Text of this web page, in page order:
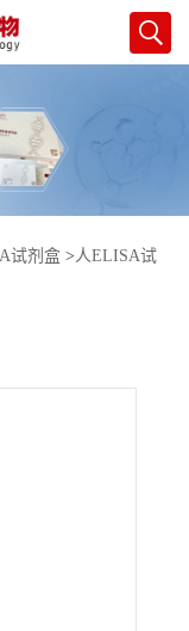
试剂盒 >人ELISA试
疫试剂盒